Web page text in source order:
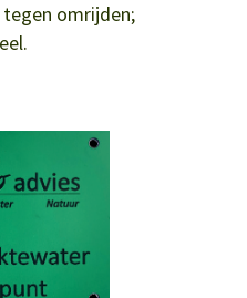
omrijden;